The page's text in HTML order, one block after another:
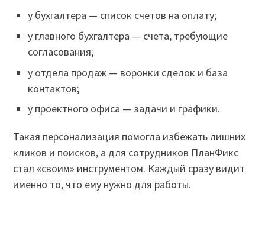
у бухгалтера — список счетов на оплату;
у главного бухгалтера — счета, требующие
согласования;
у отдела продаж — воронки сделок и база
контактов;
у проектного офиса — задачи и графики.
Такая персонализация помогла избежать лишних
кликов и поисков, а для сотрудников ПланФикс
стал «своим» инструментом. Каждый сразу видит
именно то, что ему нужно для работы.